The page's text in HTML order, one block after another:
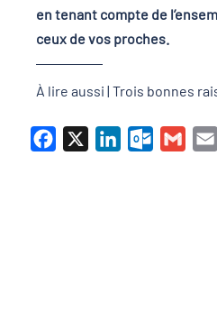
en tenant compte de
ceux de vos proches.
À lire aussi | Trois bonnes
Facebook LinkedIn Gmail